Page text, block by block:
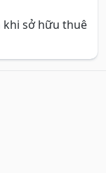
khi sở hữu thuê